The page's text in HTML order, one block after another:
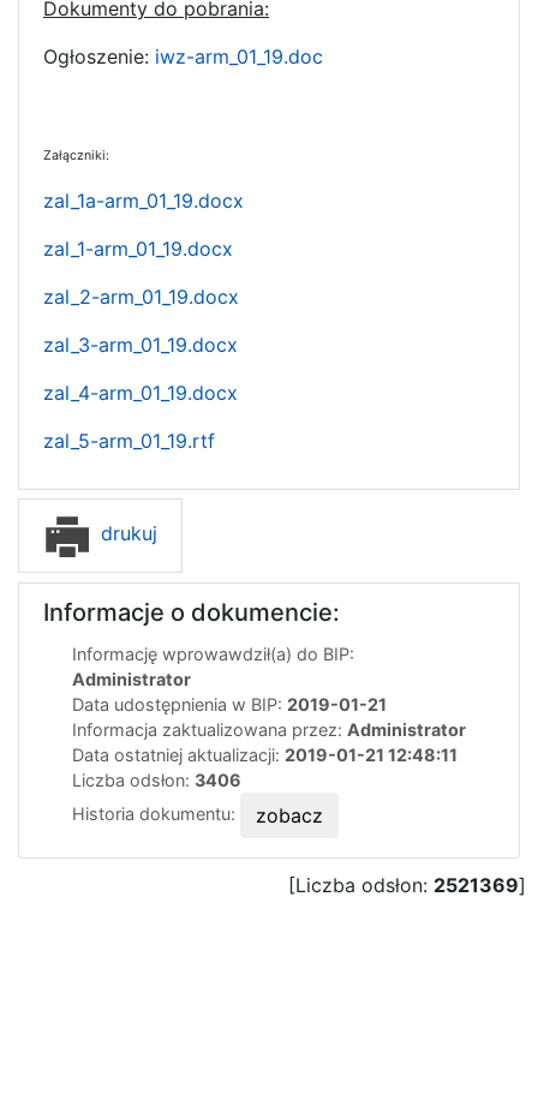
Dokumenty do pobrania:
Ogłoszenie: iwz-arm_01_19.doc
Załączniki:
zal_1a-arm_01_19.docx
zal_1-arm_01_19.docx
zal_2-arm_01_19.docx
zal_3-arm_01_19.docx
zal_4-arm_01_19.docx
zal_5-arm_01_19.rtf
drukuj
Informacje o dokumencie:
Informację wprowawdził(a) do BIP:
Administrator
Data udostępnienia w BIP: 2019-01-21
Informacja zaktualizowana przez: Administrator
Data ostatniej aktualizacji: 2019-01-21 12:48:11
Liczba odsłon: 3406
Historia dokumentu:
zobacz
[Liczba odsłon: 2521369]